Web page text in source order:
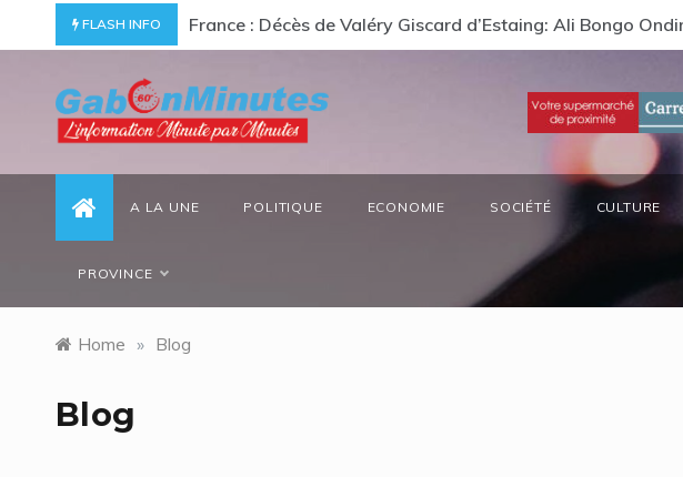
FLASH INFO
hors du commun France : Décès de Valéry Giscard d’Estaing: Ali Bongo
gabonminutes.com
A LA UNE POLITIQUE ECONOMIE SOCIÉTÉ CULTURE
PROVINCE
Home » Blog
Blog